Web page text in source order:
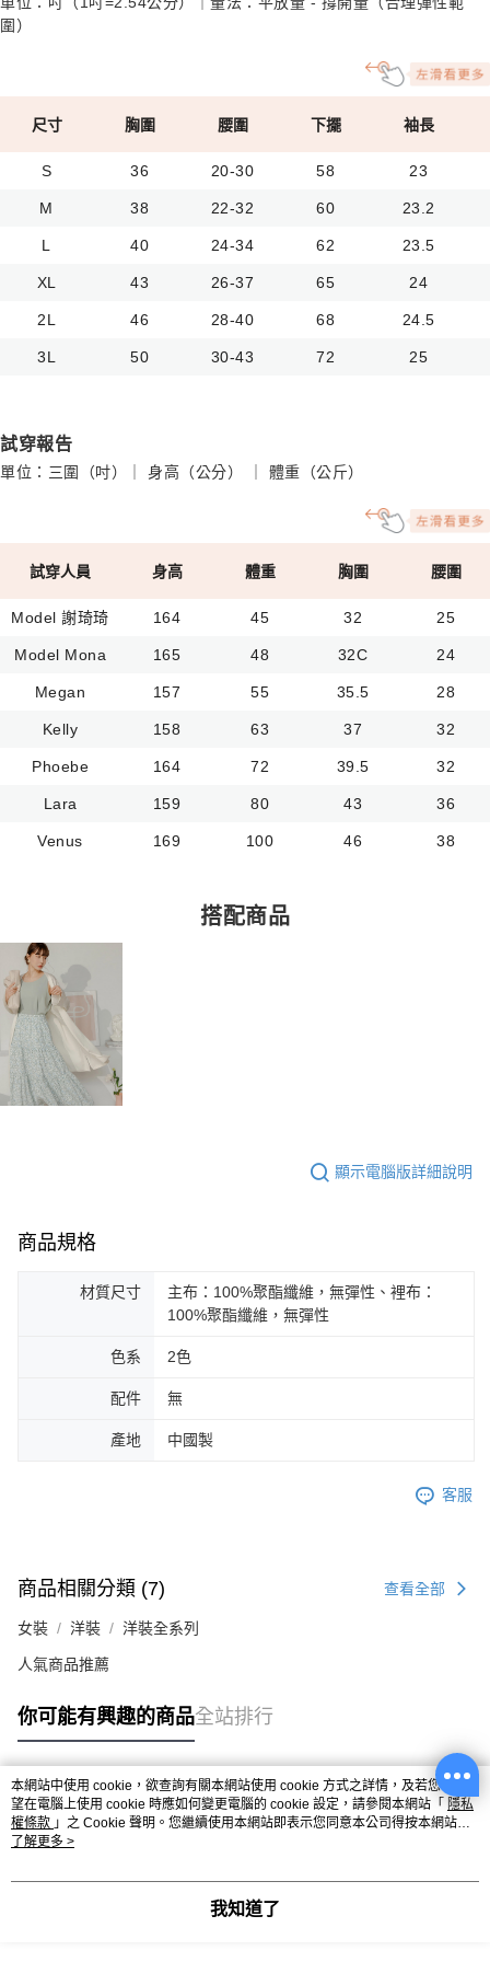
圍）
尺寸 胸圍 腰圍 下擺 袖長
S 36 20-30 58 23
M 38 22-32 60 23.2
L 40 24-34 62 23.5
XL 43 26-37 65 24
2L 46 28-40 68 24.5
3L 50 30-43 72 25
試穿報告
單位：三圍（吋）｜ 身高（公分） ｜ 體重（公斤）
試穿人員 身高 體重 胸圍 腰圍
Model 謝琦琦 164 45 32 25
Model Mona 165 48 32C 24
Megan 157 55 35.5 28
Kelly 158 63 37 32
Phoebe 164 72 39.5 32
Lara 159 80 43 36
Venus 169 100 46 38
搭配商品
顯示電腦版詳細說明
商品規格
材質尺寸
主布：100%聚酯纖維，無彈性、裡布：
100%聚酯纖維，無彈性
色系 2色
配件 無
產地 中國製
客服
商品相關分類 (7) 查看全部
女裝 洋裝 洋裝全系列
人氣商品推薦
你可能有興趣的商品全站排行
熱門標籤
本網站中使用 cookie，欲查詢有關本網站使用 cookie 方式之詳情，及若您不希
望在電腦上使用 cookie 時應如何變更電腦的 cookie 設定，請參閱本網站「 隱私
權條款 」之 Cookie 聲明。您繼續使用本網站即表示您同意本公司得按本網站使
用條款之 Cookie 聲明使用 cookie。
了解更多 >
我知道了